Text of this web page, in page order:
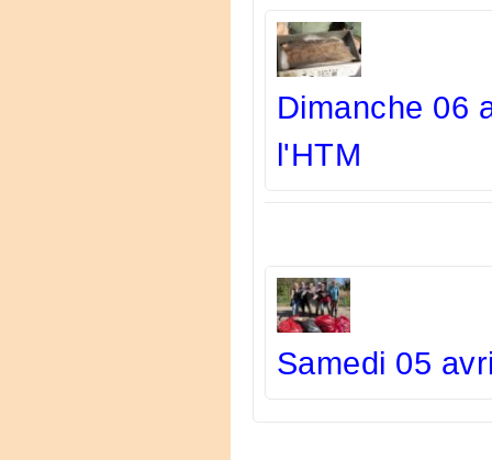
Dimanche 06
l'HTM
Samedi 05